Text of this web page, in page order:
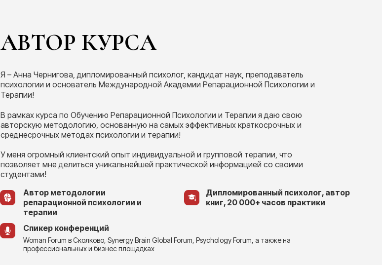
АВТОР КУРСА
Я – Анна Чернигова, дипломированный психолог, кандидат наук, преподаватель
психологии и основатель Международной Академии Репарационной Психологии и
Терапии!
В рамках курса по Обучению Репарационной Психологии и Терапии я даю свою
авторскую методологию, основанную на самых эффективных краткосрочных и
среднесрочных методах психологии и терапии!
У меня огромный клиентский опыт индивидуальной и групповой терапии, что
позволяет мне делиться уникальнейшей практической информацией со своими
студентами!
Woman Forum в Сколково, Synergy Brain Global Forum, Psychology Forum, а также на
профессиональных и бизнес площадках
Автор методологии
репарационной психологии и
терапии
Спикер конференций
Дипломированный психолог, автор
книг, 20 000+ часов практики